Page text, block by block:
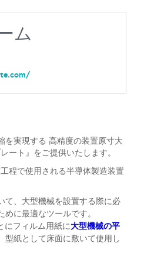
ム
を実現する 高精度の装置原寸大
ート』をご提供いたします。
程で使用される半導体製造装置
て、大型機械を設置する際に必
めに最適なツールです。
にフィルム用紙に大型機械の平
型紙として床面に敷いて使用し